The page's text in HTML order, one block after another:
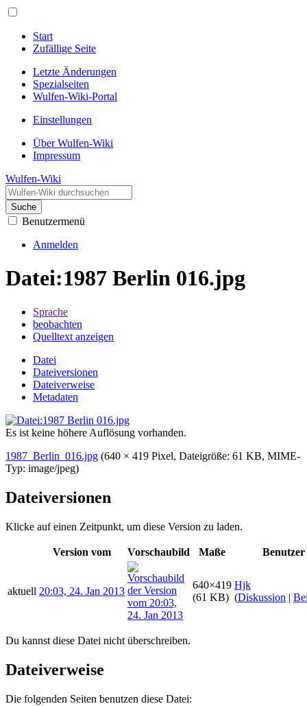
Start
Zufällige Seite
Letzte Änderungen
Spezialseiten
Wulfen-Wiki-Portal
Einstellungen
Über Wulfen-Wiki
Impressum
Wulfen-Wiki
Suche
Benutzermenü
Anmelden
Datei:1987 Berlin 016.jpg
Sprache
beobachten
Quelltext anzeigen
Datei
Dateiversionen
Dateiverweise
Metadaten
Es ist keine höhere Auflösung vorhanden.
1987_Berlin_016.jpg (640 × 419 Pixel, Dateigröße: 61 KB, MIME-
Typ: image/jpeg)
Dateiversionen
Klicke auf einen Zeitpunkt, um diese Version zu laden.
Version vom Vorschaubild Maße Benutzer
aktuell 20:03, 24. Jan 2013
640×419
(61 KB)
Hjk
(Diskussion |
Du kannst diese Datei nicht überschreiben.
Dateiverweise
Die folgenden Seiten benutzen diese Datei: